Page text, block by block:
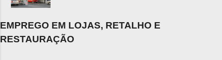
EMPREGO EM LOJAS, RETALHO E
RESTAURAÇÃO